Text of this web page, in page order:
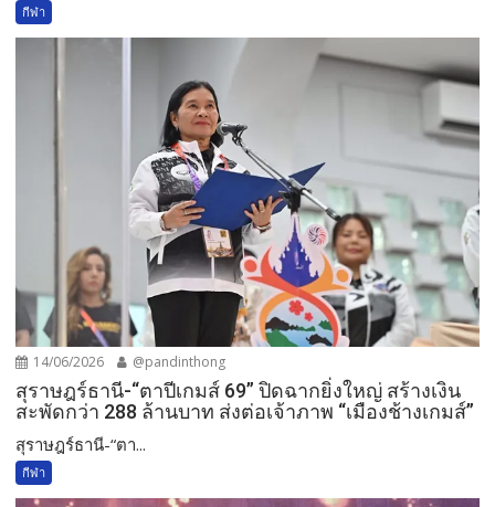
กีฬา
14/06/2026 @pandinthong
สุราษฎร์ธานี-“ตาปีเกมส์ 69” ปิดฉากยิ่งใหญ่ สร้างเงิน
สะพัดกว่า 288 ล้านบาท ส่งต่อเจ้าภาพ “เมืองช้างเกมส์”
สุราษฎร์ธานี-“ตา...
กีฬา